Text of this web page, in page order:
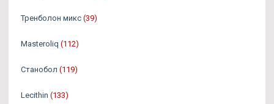
Тренболон микс (39)
Masteroliq (112)
Станобол (119)
Lecithin (133)